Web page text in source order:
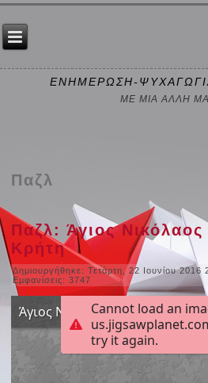
ΕΝΗΜΕΡΩΣΗ-
ΜΕ ΜΙΑ ΑΛΛΗ
Παζλ
Παζλ: Άγιος
Κρήτη
Δημιουργήθηκε: Τετάρτη, 22 Ιουνίου 2016
Εμφανίσεις: 3747